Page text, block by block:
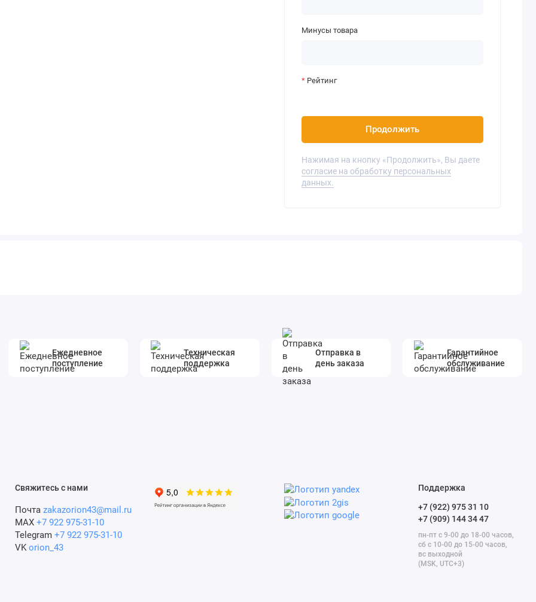
Минусы товара
Рейтинг
Продолжить
Нажимая на кнопку «Продолжить», Вы даете
согласие на обработку персональных
данных.
Ежедневное
поступление
Техническая
поддержка
Отправка в
день заказа
Гарантийное
обслуживание
Свяжитесь с нами
Почта zakazorion43@mail.ru
MAX +7 922 975-31-10
Telegram +7 922 975-31-10
VK orion_43
Поддержка
+7 (922) 975 31 10
+7 (909) 144 34 47
пн-пт с 9-00 до 18-00 часов,
сб с 10-00 до 15-00 часов,
вс выходной
(MSK, UTC+3)